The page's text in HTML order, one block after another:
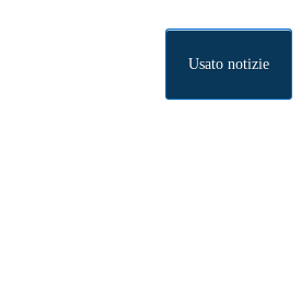
Usato notizie